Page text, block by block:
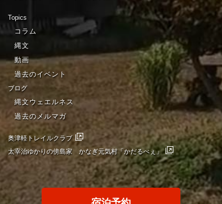
Topics
コラム
縄文
動画
過去のイベント
ブログ
縄文ウェエルネス
過去のメルマガ
奥津軽トレイルクラブ
太宰治ゆかりの傍島家 かなぎ元気村「かだるべぇ」